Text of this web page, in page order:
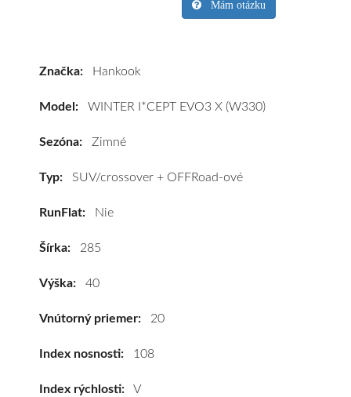
SUV/crossover
ové
EVO3
#C,B,B(75dB)
za
cenu
Mám otázku
Značka: Hankook
Model: WINTER I*CEPT EVO3 X (W330)
Sezóna: Zimné
Typ: SUV/crossover + OFFRoad-ové
RunFlat: Nie
Šírka: 285
Výška: 40
Vnútorný priemer: 20
Index nosnosti: 108
Index rýchlosti: V